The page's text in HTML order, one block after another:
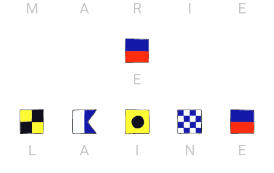
M A R I E
E
L A I N E